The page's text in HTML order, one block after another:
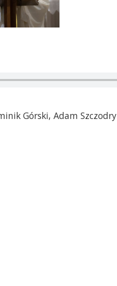
Górski, Adam